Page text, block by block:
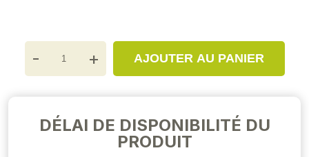
- + AJOUTER AU PANIER
DÉLAI DE DISPONIBILITÉ DU
PRODUIT